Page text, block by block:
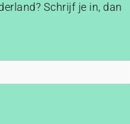
Schrijf je in, dan